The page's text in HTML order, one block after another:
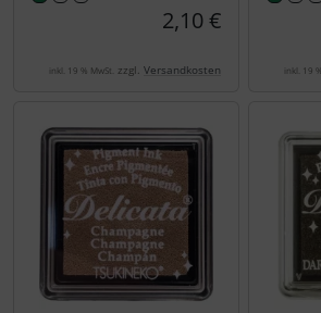
2,10 €
inkl. 19 % MwSt. zzgl. Versandkosten inkl. 19